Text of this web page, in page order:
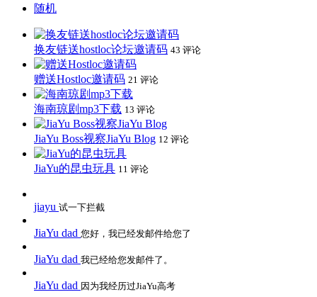
随机
换友链送hostloc论坛邀请码 43 评论
赠送Hostloc邀请码 21 评论
海南琼剧mp3下载 13 评论
JiaYu Boss视察JiaYu Blog 12 评论
JiaYu的昆虫玩具 11 评论
jiayu 试一下拦截
JiaYu dad 您好，我已经发邮件给您了
JiaYu dad 我已经给您发邮件了。
JiaYu dad 因为我经历过JiaYu高考